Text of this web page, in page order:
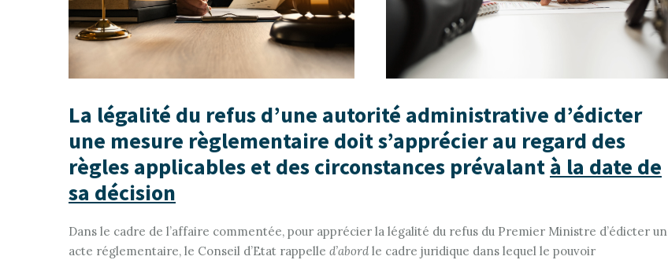
La légalité du refus d’une autorité administrative d’édicter
une mesure règlementaire doit s’apprécier au regard des
règles applicables et des circonstances prévalantà la date de
sa décision
Dans le cadre de l’affaire commentée, pour apprécier la légalité du refus du Premier Ministre d’édicter un
acte réglementaire, le Conseil d’Etat rappelle d’abord le cadre juridique dans lequel le pouvoir